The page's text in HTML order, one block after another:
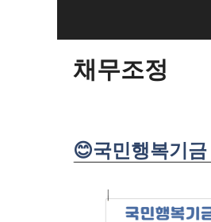
채무조정
😊국민행복기